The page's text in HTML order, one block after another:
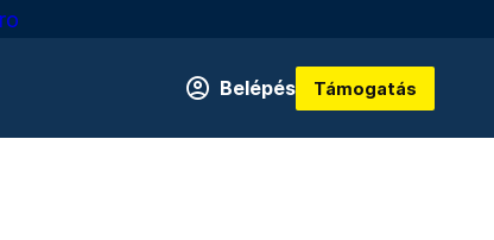
Belépés Támogatás